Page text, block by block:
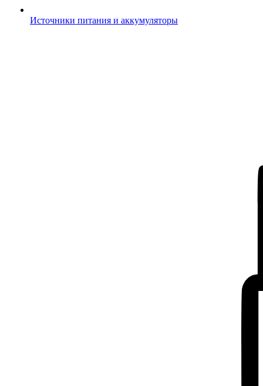
Источники питания и аккумуляторы